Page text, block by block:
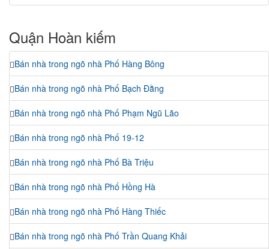
Quận Hoàn kiếm
Bán nhà trong ngõ nhà Phố Hàng Bông
Bán nhà trong ngõ nhà Phố Bạch Đằng
Bán nhà trong ngõ nhà Phố Phạm Ngũ Lão
Bán nhà trong ngõ nhà Phố 19-12
Bán nhà trong ngõ nhà Phố Bà Triệu
Bán nhà trong ngõ nhà Phố Hồng Hà
Bán nhà trong ngõ nhà Phố Hàng Thiếc
Bán nhà trong ngõ nhà Phố Trần Quang Khải